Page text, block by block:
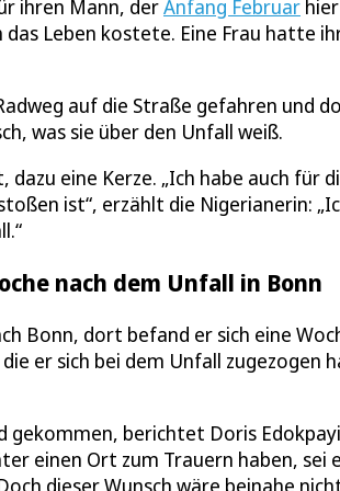
ihren Mann, derAnfang Februar
Leben kostete. Eine Frau hatte
auf die Straße gefahren und
was sie über den Unfall weiß.
eine Kerze. „Ich habe auch für
ist“, erzählt die Nigerianerin:
nach dem Unfall in Bonn
Bonn, dort befand er sich eine
er sich bei dem Unfall zugezogen
gekommen, berichtet Doris
einen Ort zum Trauern haben, sei
dieser Wunsch wäre beinahe